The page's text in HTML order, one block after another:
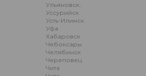
Ульяновск..
Уссурийск
Усть-Илимск
Уфа
Хабаровск
Чебоксары
Челябинск
Череповец
Чита